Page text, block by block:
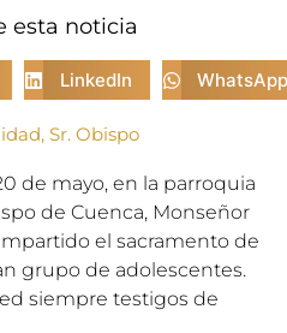
esta noticia
LinkedIn WhatsApp
, Sr. Obispo
de mayo, en la parroquia
de Cuenca, Monseñor
el sacramento de
grupo de adolescentes.
siempre testigos de